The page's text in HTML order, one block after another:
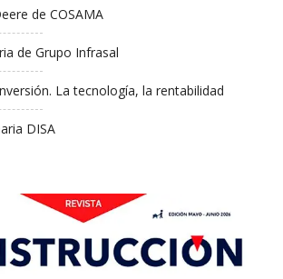
de COSAMA
de Grupo Infrasal
La tecnología, la rentabilidad
DISA